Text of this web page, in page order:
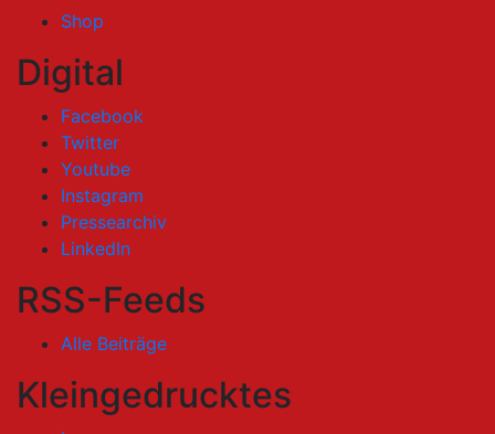
Shop
Digital
Facebook
Twitter
Youtube
Instagram
Pressearchiv
LinkedIn
RSS-Feeds
Alle Beiträge
Kleingedrucktes